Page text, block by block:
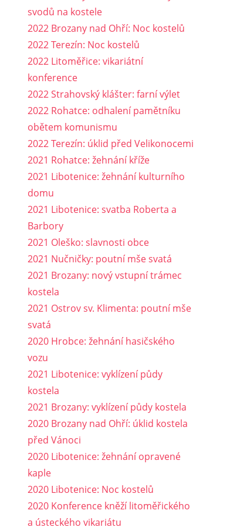
svodů na kostele
2022 Brozany nad Ohří: Noc kostelů
2022 Terezín: Noc kostelů
2022 Litoměřice: vikariátní
konference
2022 Strahovský klášter: farní výlet
2022 Rohatce: odhalení pamětníku
obětem komunismu
2022 Terezín: úklid před Velikonocemi
2021 Rohatce: žehnání kříže
2021 Libotenice: žehnání kulturního
domu
2021 Libotenice: svatba Roberta a
Barbory
2021 Oleško: slavnosti obce
2021 Nučničky: poutní mše svatá
2021 Brozany: nový vstupní trámec
kostela
2021 Ostrov sv. Klimenta: poutní mše
svatá
2020 Hrobce: žehnání hasičského
vozu
2021 Libotenice: vyklízení půdy
kostela
2021 Brozany: vyklízení půdy kostela
2020 Brozany nad Ohří: úklid kostela
před Vánoci
2020 Libotenice: žehnání opravené
kaple
2020 Libotenice: Noc kostelů
2020 Konference kněží litoměřického
a ústeckého vikariátu